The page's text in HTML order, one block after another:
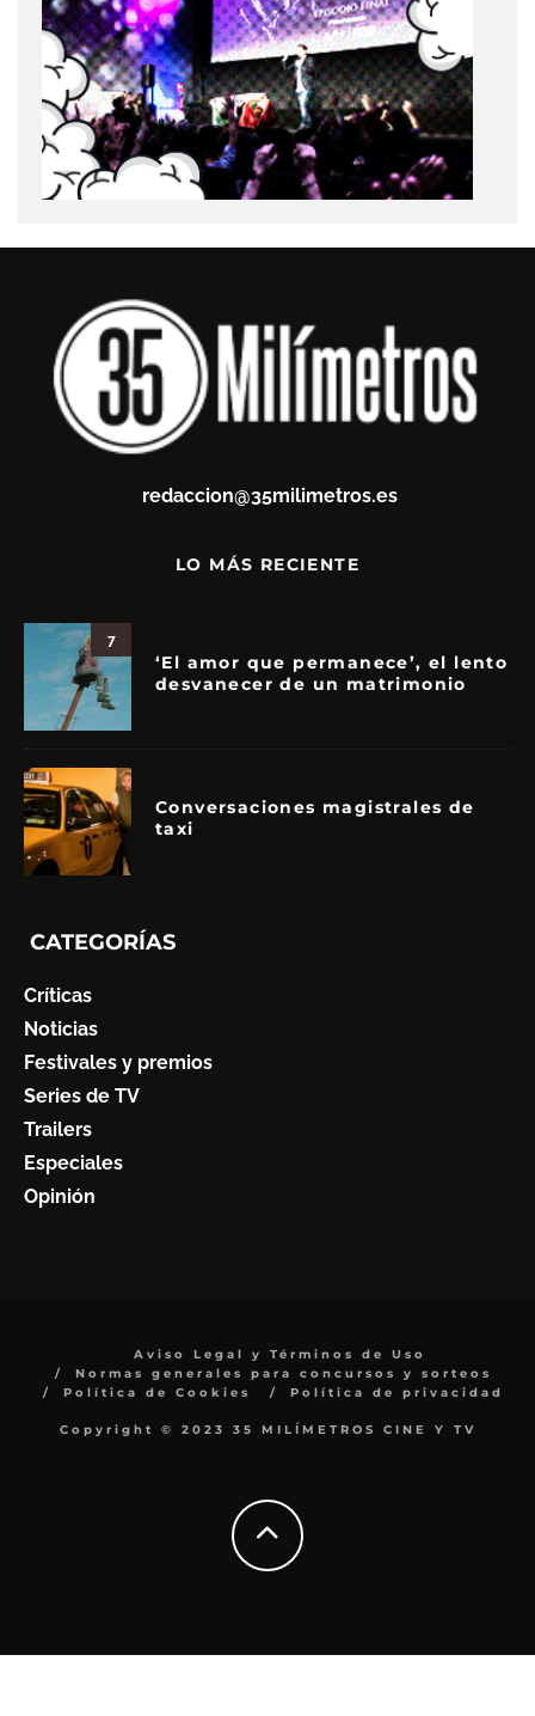
redaccion@35milimetros.es
LO MÁS RECIENTE
7
‘El amor que permanece’, el lento
desvanecer de un matrimonio
Conversaciones magistrales de
taxi
CATEGORÍAS
Críticas
Noticias
Festivales y premios
Series de TV
Trailers
Especiales
Opinión
Aviso Legal y Términos de Uso
Normas generales para concursos y sorteos
Política de Cookies
Política de privacidad
Copyright © 2023 35 MILÍMETROS CINE Y TV